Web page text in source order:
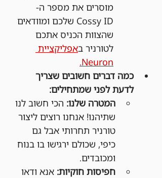
מוסרים את מספר ה-
Cossy ID שלכם ומוודאים
שהצוות הכניס אתכם
לטורניר באפליקציית
Neuron.
כמה דברים חשובים שצריך
לדעת לפני שמתחילים:
המטרה שלנו: הכי חשוב לנו
שתיהנו! אנחנו רוצים ליצור
טורניר תחרותי אבל גם
כיפי, שכולם ירגישו בו בנוח
ומכובדים.
חפיסות חוקיות: אנא ודאו